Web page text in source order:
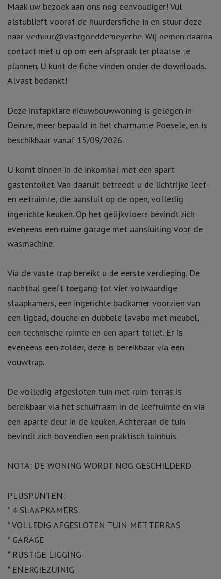
Maak uw bezoek aan ons nog eenvoudiger! Vul
alstublieft vooraf de huurdersfiche in en stuur deze
naar verhuur@vastgoeddemeyer.be. Wij nemen daarna
contact met u op om een afspraak ter plaatse te
plannen. U kunt de fiche vinden onder de downloads.
Alvast bedankt!
Deze instapklare nieuwbouwwoning is gelegen in
Deinze, meer bepaald in het charmante Poesele, en is
beschikbaar vanaf 15/09/2026.
U komt binnen in de inkomhal met een apart
gastentoilet. Van daaruit betreedt u de lichtrijke leef-
en eetruimte, die aansluit op de open, volledig
ingerichte keuken. Op het gelijkvloers bevindt zich
eveneens een ruime garage met aansluiting voor de
wasmachine.
Via de vaste trap bereikt u de eerste verdieping. De
nachthal geeft toegang tot vier volwaardige
slaapkamers, een ingerichte badkamer voorzien van
een ligbad, douche en dubbele lavabo met meubel,
een technische ruimte en een apart toilet. Er is
eveneens een zolder, deze is bereikbaar via een
vouwtrap.
De volledig afgesloten tuin met ruim terras is
bereikbaar via het schuifraam in de leefruimte en via
een aparte deur in de keuken. Achteraan de tuin
bevindt zich bovendien een praktisch tuinhuis.
NOTA: DE WONING WORDT NOG GESCHILDERD
PLUSPUNTEN:
* 4 SLAAPKAMERS
* VOLLEDIG AFGESLOTEN TUIN MET TERRAS
* GARAGE
* RUSTIGE LIGGING
* ENERGIEZUINIG